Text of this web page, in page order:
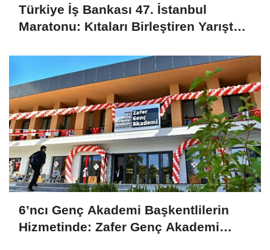
Türkiye İş Bankası 47. İstanbul
Maratonu: Kıtaları Birleştiren Yarışta
6’ncı Genç Akademi Başkentlilerin
Hizmetinde: Zafer Genç Akademi